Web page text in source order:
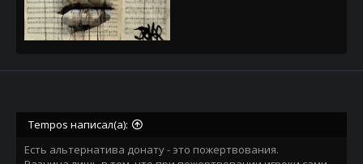
Tempos написал(а):
Есть альтернатива донату - это пожертвования.